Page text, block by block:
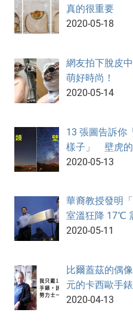
真的很重要
2020-05-18
網友拍下脫皮
萌好時尚！
2020-05-14
13 張圖告訴你
樣子」 壁虎的
2020-05-13
華裔教授發明
室溫狂降 17℃
2020-05-11
比爾蓋茲的偶
元的卡西歐手錶
2020-04-13